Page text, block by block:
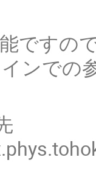
ですの
ンでの